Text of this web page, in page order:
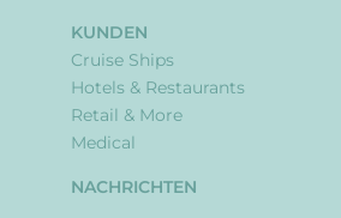
KUNDEN
Cruise Ships
Hotels & Restaurants
Retail & More
Medical
NACHRICHTEN